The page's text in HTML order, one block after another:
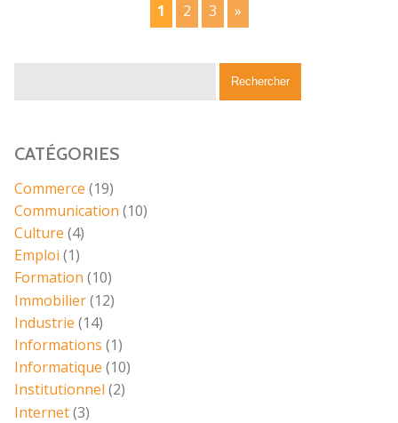
1 2 3 »
CATÉGORIES
Commerce (19)
Communication (10)
Culture (4)
Emploi (1)
Formation (10)
Immobilier(12)
Industrie (14)
Informations (1)
Informatique (10)
Institutionnel (2)
Internet(3)